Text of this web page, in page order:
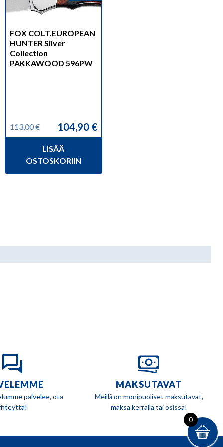
FOX COLT.EUROPEAN
HUNTER Silver
Collection
PAKKAWOOD 596PW
113,00€
Alkuperäinen
113,00 €.
104,90 €
Nykyinen
104,90 €.
LISÄÄ
OSTOSKORIIN
palvelee, ota
MAKSUTAVAT
Meillä on monipuoliset maksutavat,
maksa kerralla tai osissa!
0